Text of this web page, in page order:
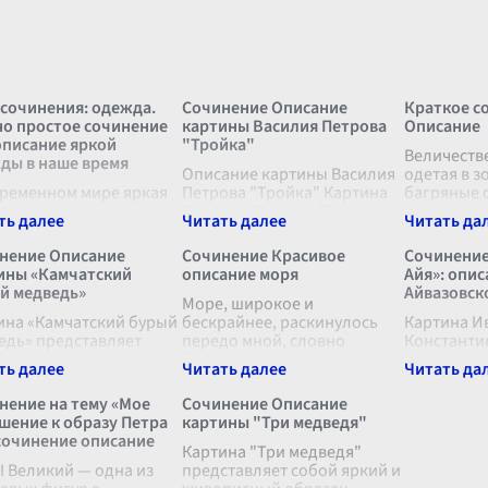
одежда.
простое сочинение
яркой
в наше время
мире яркая
стала
частью
гардероба.
стиль и
выразить свое
Каждая де...
Сочинение Описание
картины Василия Петрова
"Тройка"
Описание картины Василия
Петрова "Тройка" Картина
Василия Петрова "Тройка"
ярко передает дух и
атмосферу русской зимы. В
центре полотна изображена
тройка лошадей, резво
мчащихся п...
Краткое
Описание
одетая в
багряные
лесам и
оттенками
поднимая
Описание
«Камчатский
медведь»
«Камчатский бурый
представляет
завораживающее
искусства,
переносит зрителя
и великолепие
природы Камчатки.
...
Сочинение Красивое
описание моря
Море, широкое и
бескрайнее, раскинулось
передо мной, словно
бесконечная синяя лента,
переливающаяся оттенками
чистейшей лазури и
глубокого индиго. В его
спокойные воды,
одновременн ...
Айя»:
Картина
Айя»
на тему «Мое
к образу Петра
описание
Великий — одна из
Сочинение Описание
картины "Три медведя"
Картина "Три медведя"
представляет собой яркий и